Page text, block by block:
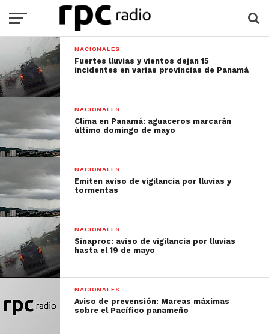
NACIONALES
Fuertes lluvias y vientos dejan 15
incidentes en varias provincias de Panamá
NACIONALES
Clima en Panamá: aguaceros marcarán
último domingo de mayo
NACIONALES
Emiten aviso de vigilancia por lluvias y
tormentas
NACIONALES
Sinaproc: aviso de vigilancia por lluvias
hasta el 19 de mayo
NACIONALES
Aviso de prevensión: Mareas máximas
sobre el Pacífico panameño